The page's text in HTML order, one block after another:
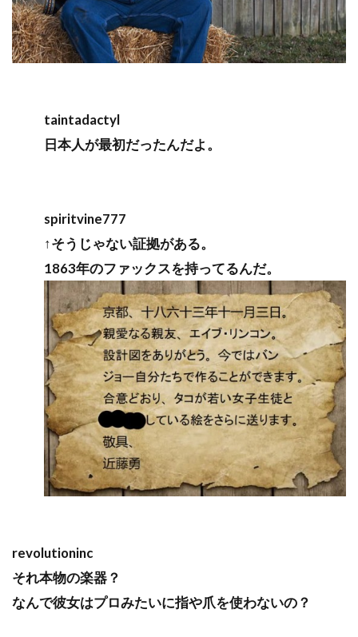
taintadactyl
日本人が最初だったんだよ。
spiritvine777
↑そうじゃない証拠がある。
1863年のファックスを持ってるんだ。
revolutioninc
それ本物の楽器？
なんで彼女はプロみたいに指や爪を使わないの？